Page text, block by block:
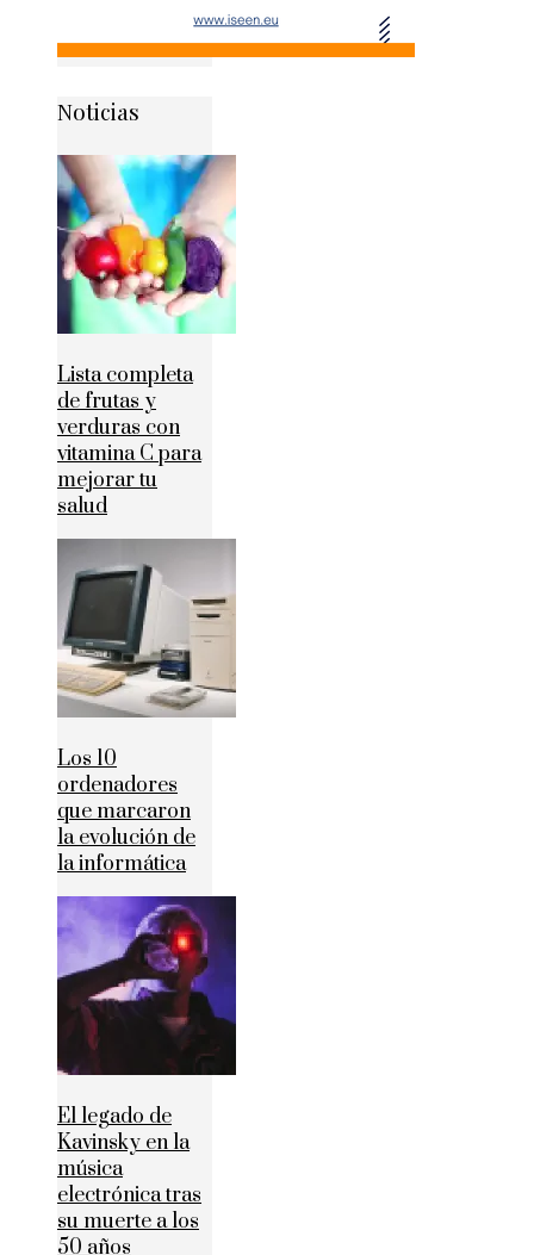
Noticias
Lista completa
de frutas y
verduras con
vitamina C para
mejorar tu
salud
Los 10
ordenadores
que marcaron
la evolución de
la informática
El legado de
Kavinsky en la
música
electrónica tras
su muerte a los
50 años